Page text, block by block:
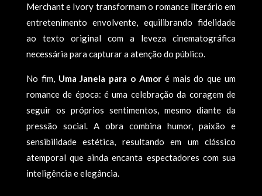
Merchant e Ivory transformam o romance literário em
entretenimento envolvente, equilibrando fidelidade
ao texto original com a leveza cinematográfica
necessária para capturar a atenção do público.
No fim, Uma Janela para o Amoré mais do que um
romance de época: é uma celebração da coragem de
seguir os próprios sentimentos, mesmo diante da
pressão social. A obra combina humor, paixão e
sensibilidade estética, resultando em um clássico
atemporal que ainda encanta espectadores com sua
inteligência e elegância.